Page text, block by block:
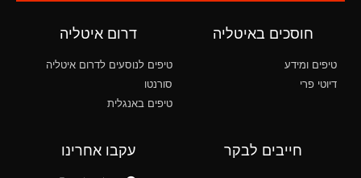
חוסכים באיטליה
טיפים ומידע
דיוטי פרי
דרום איטליה
טיפים לנוסעים לדרום איטליה
סורנטו
טיפים באנגלית
חייבים לבקר עקבו אחרינו